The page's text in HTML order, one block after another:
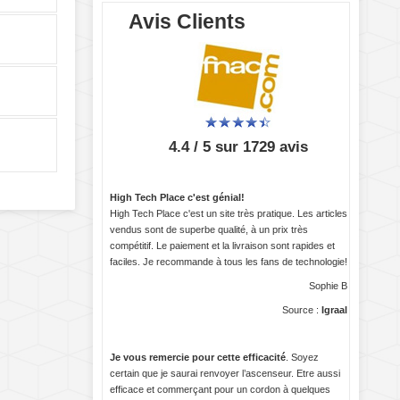
Avis Clients
4.4 / 5 sur 1729 avis
High Tech Place c'est génial!
High Tech Place c'est un site très pratique. Les articles
vendus sont de superbe qualité, à un prix très
compétitif. Le paiement et la livraison sont rapides et
faciles. Je recommande à tous les fans de technologie!
Sophie B
Source : Igraal
Je vous remercie pour cette efficacité . Soyez
certain que je saurai renvoyer l’ascenseur. Etre aussi
efficace et commerçant pour un cordon à quelques